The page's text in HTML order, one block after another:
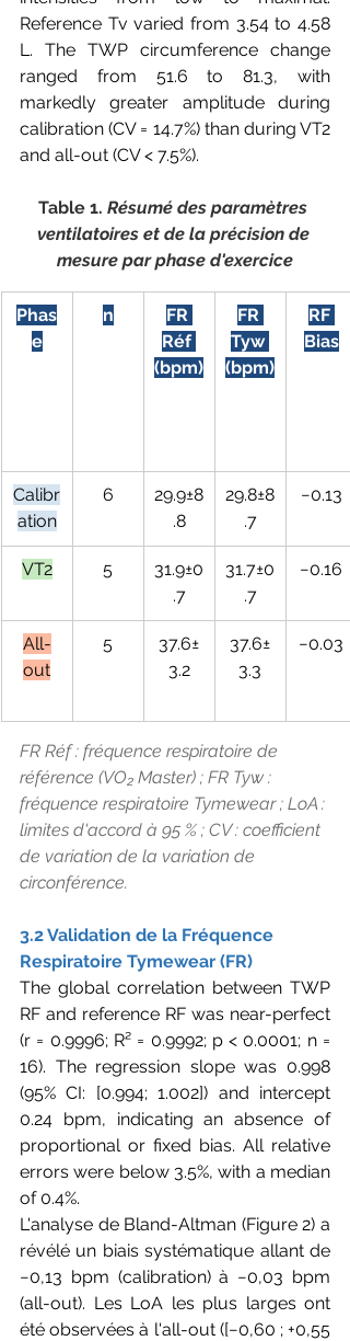
Reference Tv varied from 3.54 to 4.58
L. The TWP circumference change
ranged from 51.6 to 81.3, with
markedly greater amplitude during
calibration (CV = 14.7%) than during VT2
and all-out (CV < 7.5%).
Table 1. Résumé des paramètres
ventilatoires et de la précision de
mesure par phase d'exercice
Phas
e
n
FR
Réf
(bpm)
FR
Tyw
(bpm)
RF
Bias
Calibr
ation
6
29.9±8
.8
29.8±8
.7
−0.13
VT2 5
31.9±0
.7
31.7±0
.7
−0.16
All-
out
5
37.6±
3.2
37.6±
3.3
−0.03
FR Réf : fréquence respiratoire de
référence (VO₂ Master) ; FR Tyw :
fréquence respiratoire Tymewear ; LoA :
limites d'accord à 95 % ; CV : coefficient
de variation de la variation de
circonférence.
3.2 Validation de la Fréquence
Respiratoire Tymewear (FR)
The global correlation between TWP
RF and reference RF was near-perfect
(r = 0.9996; R² = 0.9992; p < 0.0001; n =
16). The regression slope was 0.998
(95% CI: [0.994; 1.002]) and intercept
0.24 bpm, indicating an absence of
proportional or fixed bias. All relative
errors were below 3.5%, with a median
of 0.4%.
L'analyse de Bland-Altman (Figure 2) a
révélé un biais systématique allant de
−0,13 bpm (calibration) à −0,03 bpm
(all-out). Les LoA les plus larges ont
été observées à l'all-out ([−0,60 ; +0,55